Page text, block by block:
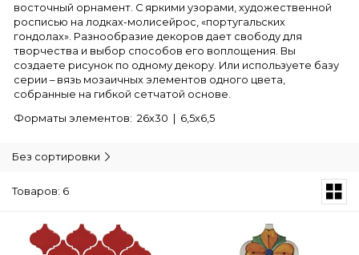
восточный орнамент. С яркими узорами, художественной
росписью на лодках-молисейрос, «португальских
гондолах». Разнообразие декоров дает свободу для
творчества и выбор способов его воплощения. Вы
создаете рисунок по одному декору. Или используете базу
серии – вязь мозаичных элементов одного цвета,
собранные на гибкой сетчатой основе.
Форматы элементов: 26х30 | 6,5х6,5
Без сортировки
Товаров: 6